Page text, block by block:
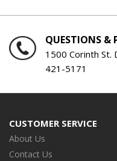
QUESTIONS &
1500 Corinth St.
421-5171
CUSTOMER SERVICE
About Us
Contact Us